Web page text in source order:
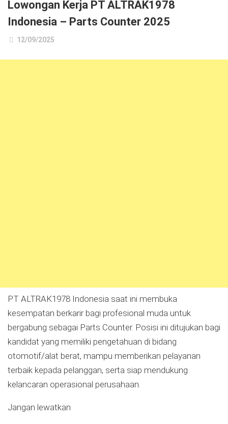
Lowongan Kerja PT ALTRAK1978
Indonesia – Parts Counter 2025
12/09/2025
PT ALTRAK1978 Indonesia saat ini membuka
kesempatan berkarir bagi profesional muda untuk
bergabung sebagai Parts Counter. Posisi ini ditujukan bagi
kandidat yang memiliki pengetahuan di bidang
otomotif/alat berat, mampu memberikan pelayanan
terbaik kepada pelanggan, serta siap mendukung
kelancaran operasional perusahaan.
Jangan lewatkan